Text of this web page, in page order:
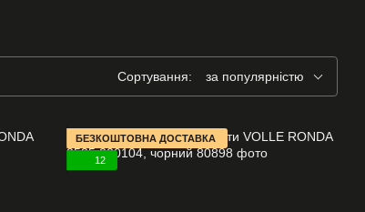
Сортування: за популярністю
БЕЗКОШТОВНА ДОСТАВКА
12